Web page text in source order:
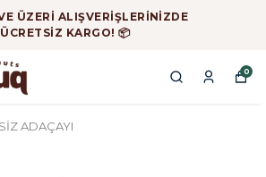
ÜZERİ ALIŞVERİŞLERİNİZDE
ÜCRETSİZ KARGO! 📦
0
ADAÇAYI